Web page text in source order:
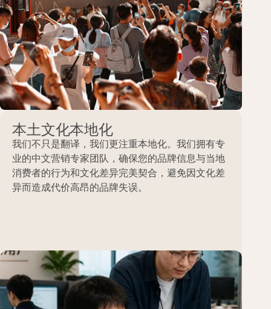
本土文化本地化
我们不只是翻译，我们更注重本地化。我们拥有专
业的中文营销专家团队，确保您的品牌信息与当地
消费者的行为和文化差异完美契合，避免因文化差
异而造成代价高昂的品牌失误。